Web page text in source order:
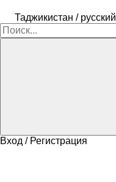
Таджикистан / русский
Вход / Регистрация